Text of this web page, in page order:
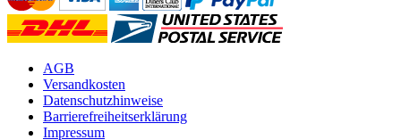
AGB
Versandkosten
Datenschutzhinweise
Barrierefreiheitserklärung
Impressum